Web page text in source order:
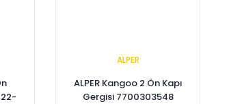
ALPER
ALPER Kangoo 2 Ön Kapı
Gergisi 7700303548